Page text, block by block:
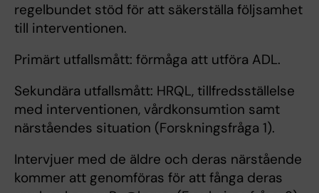
regelbundet stöd för att säkerställa följsamhet
till interventionen.
Primärt utfallsmått: förmåga att utföra ADL.
Sekundära utfallsmått: HRQL, tillfredsställelse
med interventionen, vårdkonsumtion samt
närståendes situation (Forskningsfråga 1).
Intervjuer med de äldre och deras närstående
kommer att genomföras för att fånga deras